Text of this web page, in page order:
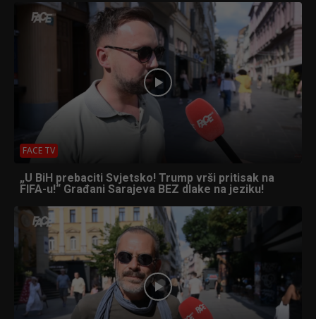
FACE TV
„U BiH prebaciti Svjetsko! Trump vrši pritisak na
FIFA-u!“ Građani Sarajeva BEZ dlake na jeziku!